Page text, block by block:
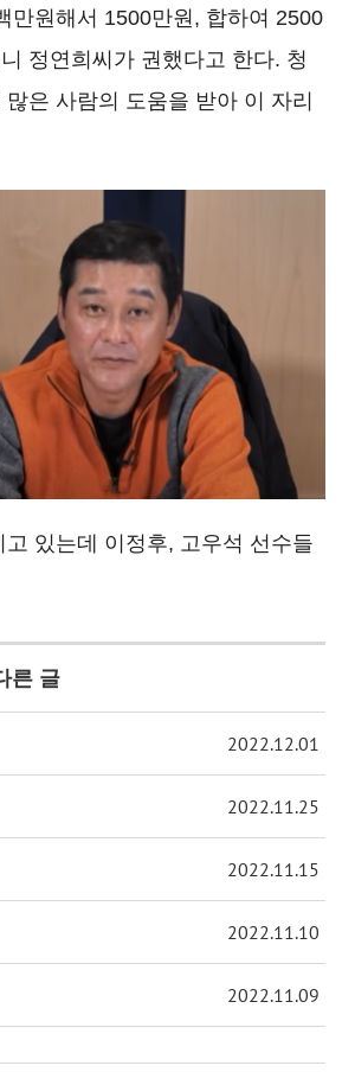
만원해서 1500만원, 합하여 2500
정연희씨가 권했다고 한다. 청
은 사람의 도움을 받아 이 자리
있는데 이정후, 고우석 선수들
른 글
2022.12.01
2022.11.25
2022.11.15
2022.11.10
2022.11.09